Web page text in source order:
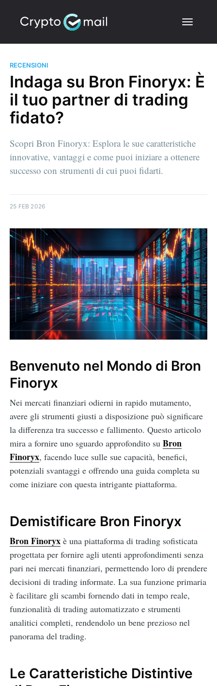
RECENSIONI
Indaga su Bron Finoryx: È
il tuo partner di trading
fidato?
Scopri Bron Finoryx: Esplora le sue caratteristiche
innovative, vantaggi e come puoi iniziare a ottenere
successo con strumenti di cui puoi fidarti.
25 FEB 2026
Benvenuto nel Mondo di Bron
Finoryx
Nei mercati finanziari odierni in rapido mutamento,
avere gli strumenti giusti a disposizione può significare
la differenza tra successo e fallimento. Questo articolo
mira a fornire uno sguardo approfondito su Bron
Finoryx, facendo luce sulle sue capacità, benefici,
potenziali svantaggi e offrendo una guida completa su
come iniziare con questa intrigante piattaforma.
Demistificare Bron Finoryx
Bron Finoryx è una piattaforma di trading sofisticata
progettata per fornire agli utenti approfondimenti senza
pari nei mercati finanziari, permettendo loro di prendere
decisioni di trading informate. La sua funzione primaria
è facilitare gli scambi fornendo dati in tempo reale,
funzionalità di trading automatizzato e strumenti
analitici completi, rendendolo un bene prezioso nel
panorama del trading.
Le Caratteristiche Distintive